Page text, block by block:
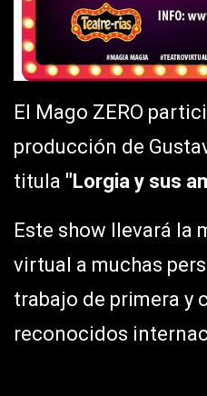
El Mago ZERO
producción de
titula "Lorgia y sus
Este show llevará la
virtual a muchas
trabajo de primera y
reconocidos